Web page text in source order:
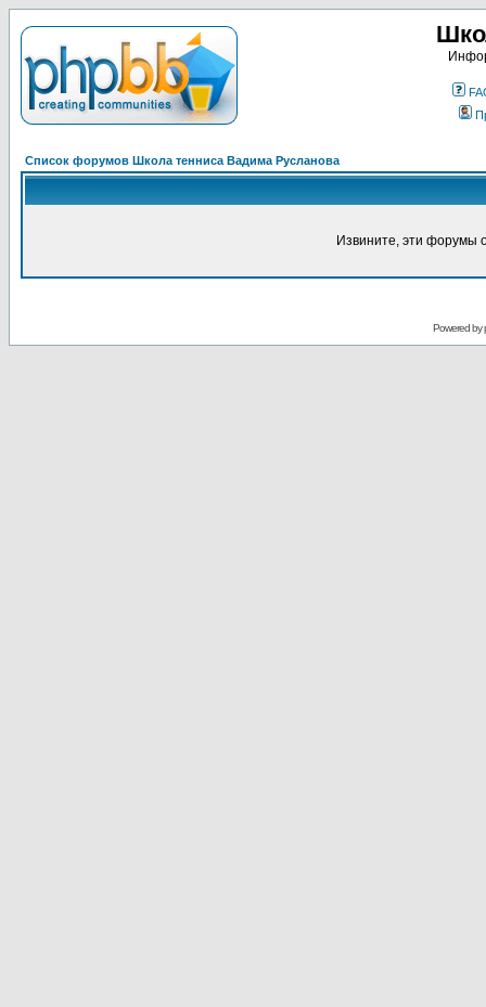
Список форумов Школа тенниса Вадима Русланова
Извините, эти форумы
Powered by